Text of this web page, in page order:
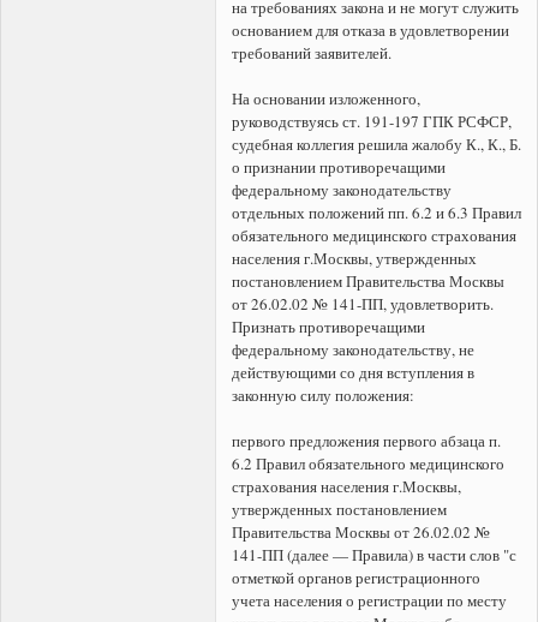
на требованиях закона и не могут служить
основанием для отказа в удовлетворении
требований заявителей.
На основании изложенного,
руководствуясь ст. 191-197 ГПК РСФСР,
судебная коллегия решила жалобу К., К., Б.
о признании противоречащими
федеральному законодательству
отдельных положений пп. 6.2 и 6.3 Правил
обязательного медицинского страхования
населения г.Москвы, утвержденных
постановлением Правительства Москвы
от 26.02.02 № 141-ПП, удовлетворить.
Признать противоречащими
федеральному законодательству, не
действующими со дня вступления в
законную силу положения:
первого предложения первого абзаца п.
6.2 Правил обязательного медицинского
страхования населения г.Москвы,
утвержденных постановлением
Правительства Москвы от 26.02.02 №
141-ПП (далее — Правила) в части слов "с
отметкой органов регистрационного
учета населения о регистрации по месту